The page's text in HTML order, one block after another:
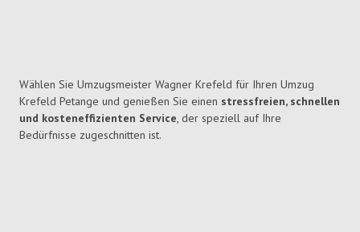
Wählen Sie Umzugsmeister Wagner Krefeld für Ihren Umzug
Krefeld Petange und genießen Sie einen stressfreien, schnellen
und kosteneffizienten Service, der speziell auf Ihre
Bedürfnisse zugeschnitten ist.